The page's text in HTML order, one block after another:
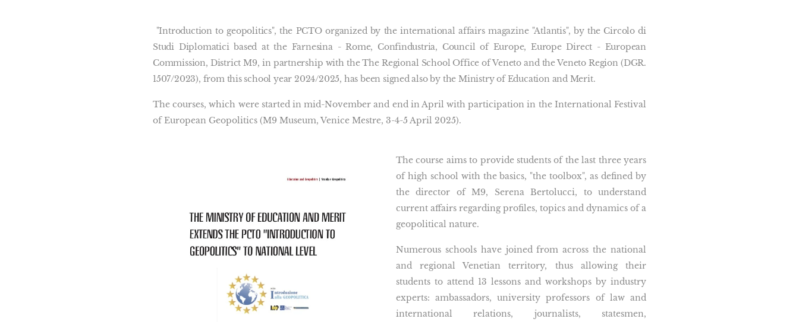
"Introduction to geopolitics", the PCTO organized by the international affairs magazine "Atlantis", by the Circolo di
Studi Diplomatici based at the Farnesina - Rome, Confindustria, Council of Europe, Europe Direct - European
Commission, District M9, in partnership with the The Regional School Office of Veneto and the Veneto Region (DGR.
1507/2023), from this school year 2024/2025, has been signed also by the Ministry of Education and Merit.
The courses, which were started in mid-November and end in April with participation in the International Festival
of European Geopolitics (M9 Museum, Venice Mestre, 3-4-5 April 2025).
The course aims to provide students of the last three years
of high school with the basics, "the toolbox", as defined by
the director of M9, Serena Bertolucci, to understand
current affairs regarding profiles, topics and dynamics of a
geopolitical nature.
Numerous schools have joined from across the national
and regional Venetian territory, thus allowing their
students to attend 13 lessons and workshops by industry
experts: ambassadors, university professors of law and
international relations, journalists, statesmen,